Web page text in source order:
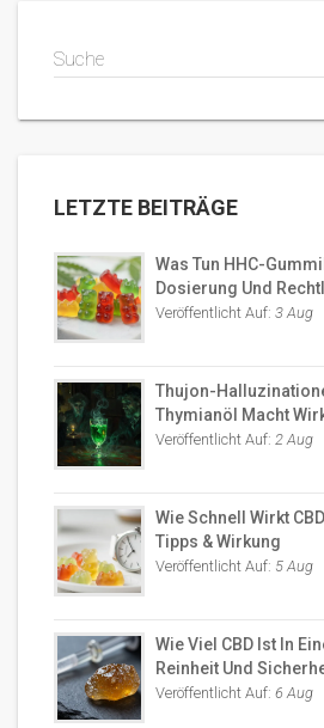
Suche
LETZTE BEITRÄGE
Was Tun HHC-
Dosierung Und
Veröffentlicht Auf: 3 Aug
Thujon-
Thymianöl Macht
Veröffentlicht Auf: 2 Aug
Wie Schnell Wirkt
Tipps & Wirkung
Veröffentlicht Auf: 5 Aug
Wie Viel CBD Ist In
Reinheit Und
Veröffentlicht Auf: 6 Aug